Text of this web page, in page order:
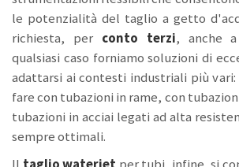
le potenzialità del taglio a getto
richiesta, per conto terzi, anche
qualsiasi caso forniamo soluzioni di
adattarsi ai contesti industriali più vari:
fare con tubazioni in rame, con
tubazioni in acciai legati ad alta
sempre ottimali.